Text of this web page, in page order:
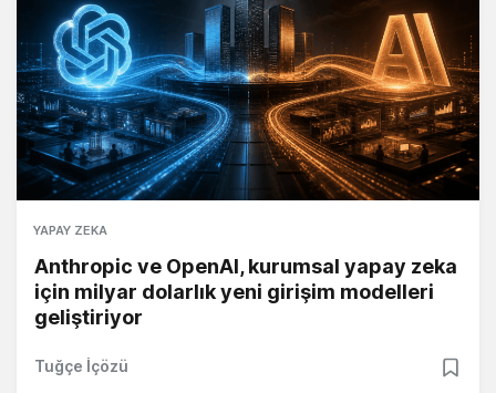
YAPAY ZEKA
Anthropic ve OpenAI, kurumsal yapay zeka
için milyar dolarlık yeni girişim modelleri
geliştiriyor
Tuğçe İçözü